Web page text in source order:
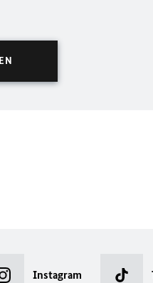
Instagram